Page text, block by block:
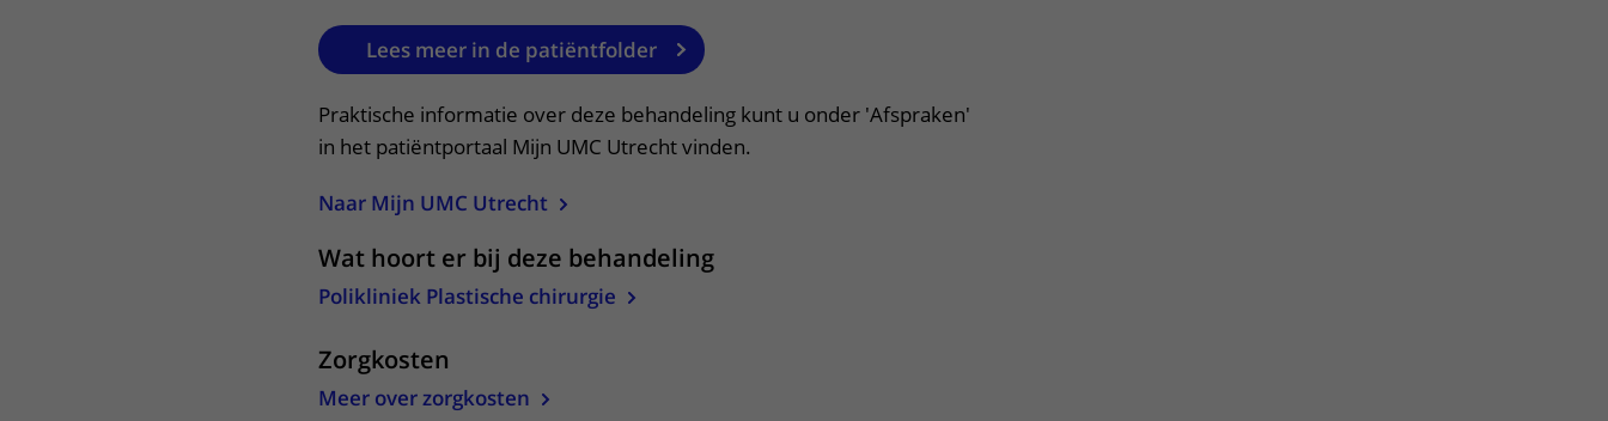
Lees meer in de patiëntfolder
Praktische informatie over deze behandeling kunt u onder 'Afspraken'
in het patiëntportaal Mijn UMC Utrecht vinden.
Naar Mijn UMC Utrecht
Wat hoort er bij deze behandeling
Polikliniek Plastische chirurgie
Zorgkosten
Meer over zorgkosten